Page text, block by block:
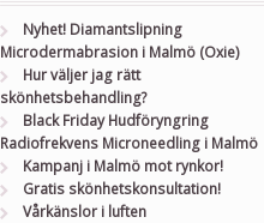
Nyhet! Diamantslipning
Microdermabrasion i Malmö (Oxie)
Hur väljer jag rätt
skönhetsbehandling?
Black Friday Hudföryngring
Radiofrekvens Microneedling i Malmö
Kampanj i Malmö mot rynkor!
Gratis skönhetskonsultation!
Vårkänslor i luften